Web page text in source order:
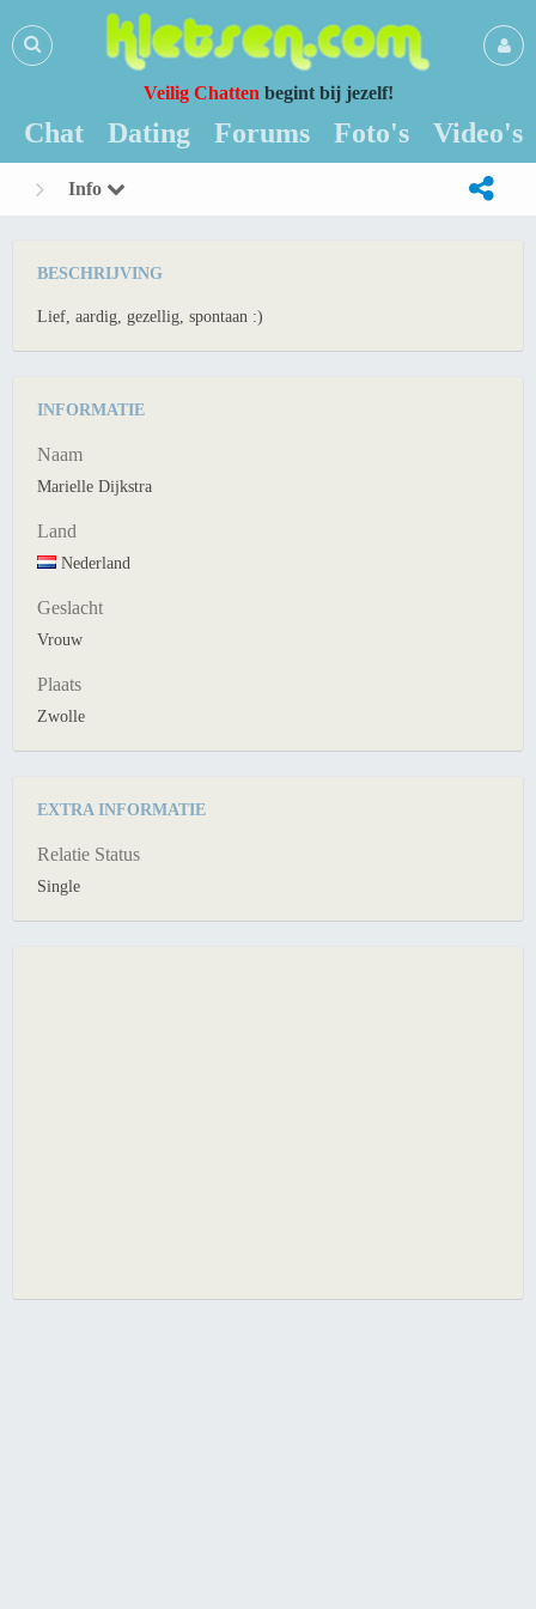
Veilig Chatten begint bij jezelf!
Chat Dating Forums Foto's Video's
Info
BESCHRIJVING
Lief, aardig, gezellig, spontaan :)
INFORMATIE
Naam
Marielle Dijkstra
Land
Nederland
Geslacht
Vrouw
Plaats
Zwolle
EXTRA INFORMATIE
Relatie Status
Single